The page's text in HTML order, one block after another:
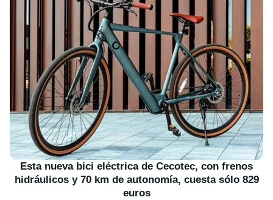
Esta nueva bici eléctrica de Cecotec, con frenos
hidráulicos y 70 km de autonomía, cuesta sólo 829
euros